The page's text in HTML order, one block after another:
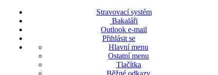
Stravovací systém
Bakaláři
Outlook e-mail
Přihlásit se
Hlavní menu
Ostatní menu
Tlačítka
Běžné odkazy